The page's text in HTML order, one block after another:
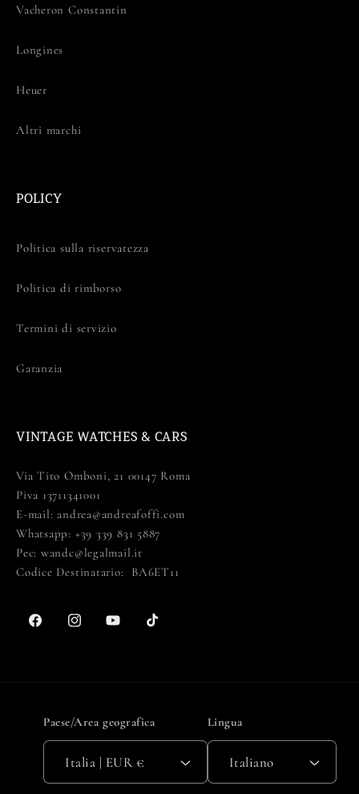
Vacheron Constantin
Longines
Heuer
Altri marchi
POLICY
Politica sulla riservatezza
Politica di rimborso
Termini di servizio
Garanzia
VINTAGE WATCHES & CARS
Via Tito Omboni, 21 00147 Roma
Piva ‪13711341001‬
E-mail: andrea@andreafoffi.com
Whatsapp: +39 339 831 5887
Pec: wandc@legalmail.it
Codice Destinatario: BA6ET11
FacebookInstagramYouTubeTikTok
Paese/Area geografica
Italia | EUR €
Lingua
Italiano